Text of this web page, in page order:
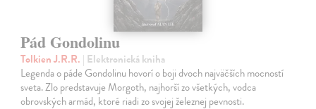
Pád Gondolinu
Tolkien J.R.R. | Elektronická kniha
Legenda o páde Gondolinu hovorí o boji dvoch najväčších mocností
sveta. Zlo predstavuje Morgoth, najhorší zo všetkých, vodca
obrovských armád, ktoré riadi zo svojej železnej pevnosti.